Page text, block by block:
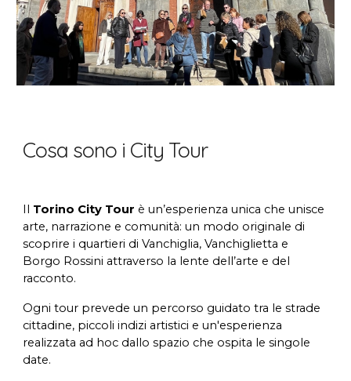
Cosa sono i City Tour
Il Torino City Tour è un’esperienza unica che unisce
arte, narrazione e comunità: un modo originale di
scoprire i quartieri di Vanchiglia, Vanchiglietta e
Borgo Rossini attraverso la lente dell’arte e del
racconto.
Ogni tour prevede un percorso guidato tra le strade
cittadine, piccoli indizi artistici e un'esperienza
realizzata ad hoc dallo spazio che ospita le singole
date.